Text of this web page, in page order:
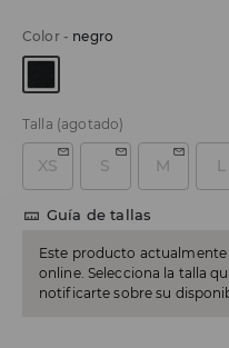
Color- negro
Talla (agotado)
XS S M L
Guía de tallas
Este producto
online. Selecciona la talla
notificarte sobre su